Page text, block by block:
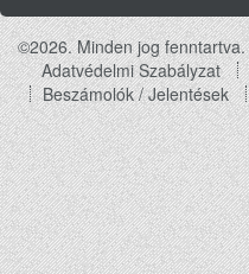
©2026. Minden jog fenntartva.
Footer
menu
Adatvédelmi Szabályzat
Beszámolók / Jelentések